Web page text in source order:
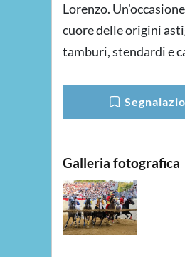
Lorenzo.
cuore delle origini
tamburi, stendardi e
Galleria fotografica